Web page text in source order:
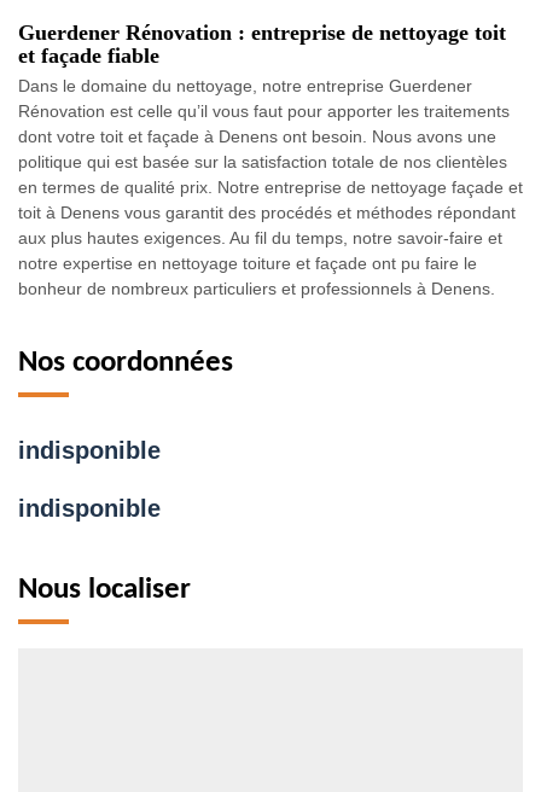
Guerdener Rénovation : entreprise de nettoyage toit
et façade fiable
Dans le domaine du nettoyage, notre entreprise Guerdener
Rénovation est celle qu’il vous faut pour apporter les traitements
dont votre toit et façade à Denens ont besoin. Nous avons une
politique qui est basée sur la satisfaction totale de nos clientèles
en termes de qualité prix. Notre entreprise de nettoyage façade et
toit à Denens vous garantit des procédés et méthodes répondant
aux plus hautes exigences. Au fil du temps, notre savoir-faire et
notre expertise en nettoyage toiture et façade ont pu faire le
bonheur de nombreux particuliers et professionnels à Denens.
Nos coordonnées
indisponible
indisponible
Nous localiser